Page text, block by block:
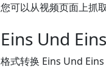
您可以从视频页面上抓
Eins Und
格式转换 Eins Und